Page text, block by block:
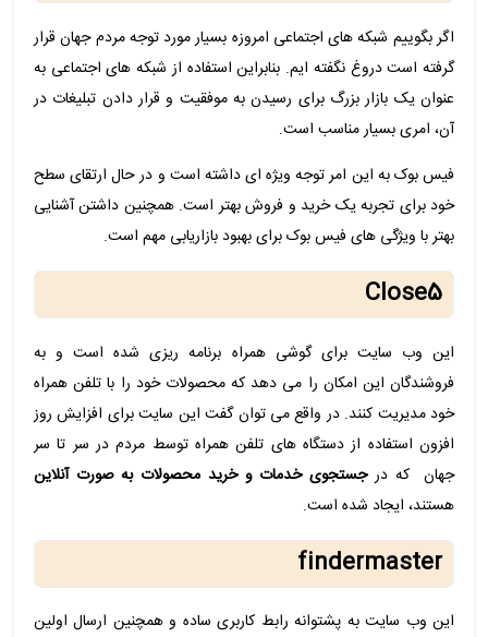
اگر بگوییم شبکه های اجتماعی امروزه بسیار مورد توجه مردم جهان قرار
گرفته است دروغ نگفته ایم. بنابراین استفاده از شبکه های اجتماعی به
عنوان یک بازار بزرگ برای رسیدن به موفقیت و قرار دادن تبلیغات در
آن، امری بسیار مناسب است.
فیس بوک به این امر توجه ویژه ای داشته است و در حال ارتقای سطح
خود برای تجربه یک خرید و فروش بهتر است. همچنین داشتن آشنایی
بهتر با ویژگی های فیس بوک برای بهبود بازاریابی مهم است.
Close5
این وب سایت برای گوشی همراه برنامه ریزی شده است و به
فروشندگان این امکان را می دهد که محصولات خود را با تلفن همراه
خود مدیریت کنند. در واقع می توان گفت این سایت برای افزایش روز
افزون استفاده از دستگاه های تلفن همراه توسط مردم در سر تا سر
جهان که درجستجوی خدمات و خرید محصولات به صورت آنلاین
هستند، ایجاد شده است.
findermaster
این وب سایت به پشتوانه رابط کاربری ساده و همچنین ارسال اولین